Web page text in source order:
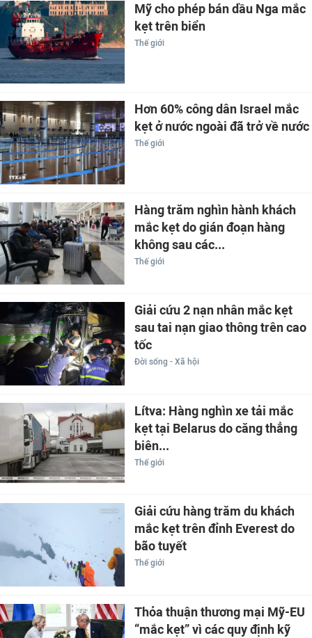
Mỹ cho phép bán dầu Nga mắc
kẹt trên biển
Thế giới
Hơn 60% công dân Israel mắc
kẹt ở nước ngoài đã trở về nước
Thế giới
Hàng trăm nghìn hành khách
mắc kẹt do gián đoạn hàng
không sau các...
Thế giới
Giải cứu 2 nạn nhân mắc kẹt
sau tai nạn giao thông trên cao
tốc
Đời sống - Xã hội
Lítva: Hàng nghìn xe tải mắc
kẹt tại Belarus do căng thẳng
biên...
Thế giới
Giải cứu hàng trăm du khách
mắc kẹt trên đỉnh Everest do
bão tuyết
Thế giới
Thỏa thuận thương mại Mỹ-EU
“mắc kẹt” vì các quy định kỹ